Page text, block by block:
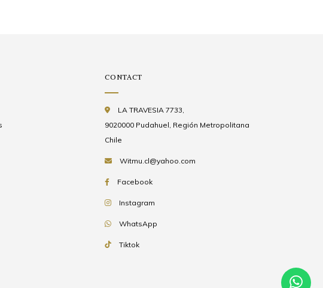
CONTACT
LA TRAVESIA 7733,
9020000 Pudahuel, Región Metropolitana
Chile
Witmu.cl@yahoo.com
Facebook
Instagram
WhatsApp
Tiktok